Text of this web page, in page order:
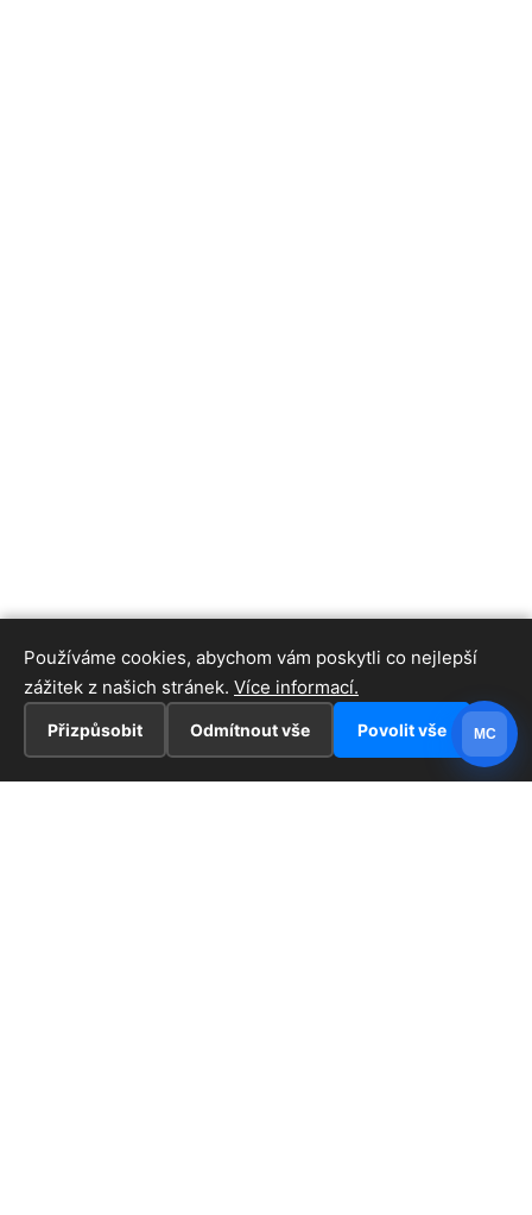
Používáme cookies, abychom vám poskytli co nejlepší
zážitek z našich stránek. Více informací.
Přizpůsobit Odmítnout vše Povolit vše MC